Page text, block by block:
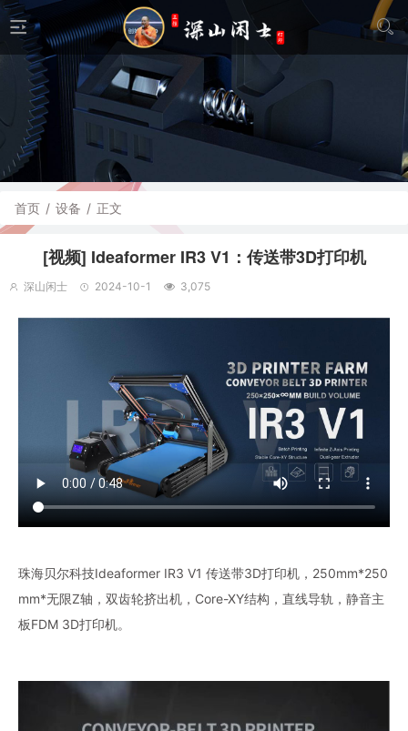
首页 / 设备 / 正文
[视频] Ideaformer IR3 V1：传送带3D打印机
深山闲士 2024-10-1 3,075
珠海贝尔科技Ideaformer IR3 V1 传送带3D打印机，250mm*250
mm*无限Z轴，双齿轮挤出机，Core-XY结构，直线导轨，静音主
板FDM 3D打印机。